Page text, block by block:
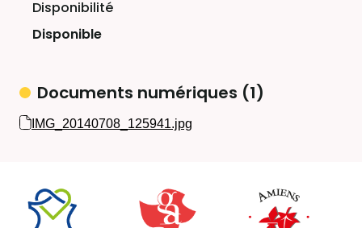
Disponible
Documents numériques (1)
IMG_20140708_125941.jpg